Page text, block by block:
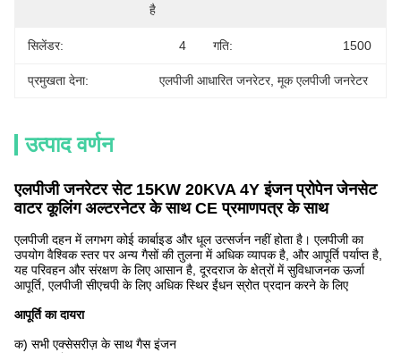
है
सिलेंडर: 4 गति: 1500
प्रमुखता देना: एलपीजी आधारित जनरेटर, मूक एलपीजी जनरेटर
उत्पाद वर्णन
एलपीजी जनरेटर सेट 15KW 20KVA 4Y इंजन प्रोपेन जेनसेट
वाटर कूलिंग अल्टरनेटर के साथ CE प्रमाणपत्र के साथ
एलपीजी दहन में लगभग कोई कार्बाइड और धूल उत्सर्जन नहीं होता है। एलपीजी का
उपयोग वैश्विक स्तर पर अन्य गैसों की तुलना में अधिक व्यापक है, और आपूर्ति पर्याप्त है,
यह परिवहन और संरक्षण के लिए आसान है, दूरदराज के क्षेत्रों में सुविधाजनक ऊर्जा
आपूर्ति, एलपीजी सीएचपी के लिए अधिक स्थिर ईंधन स्रोत प्रदान करने के लिए
आपूर्ति का दायरा
क) सभी एक्सेसरीज़ के साथ गैस इंजन